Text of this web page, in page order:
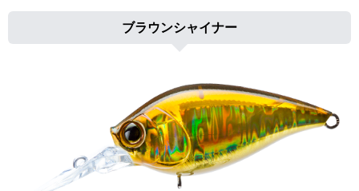
ブラウンシャイナー